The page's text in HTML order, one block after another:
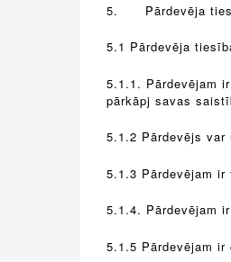
5. Pārdevēja
5.1 Pārdevēja
5.1.1. Pārdevējam
pārkāpj savas
5.1.2 Pārdevējs
5.1.3 Pārdevējam
5.1.4. Pārdevējam
5.1.5 Pārdevējam